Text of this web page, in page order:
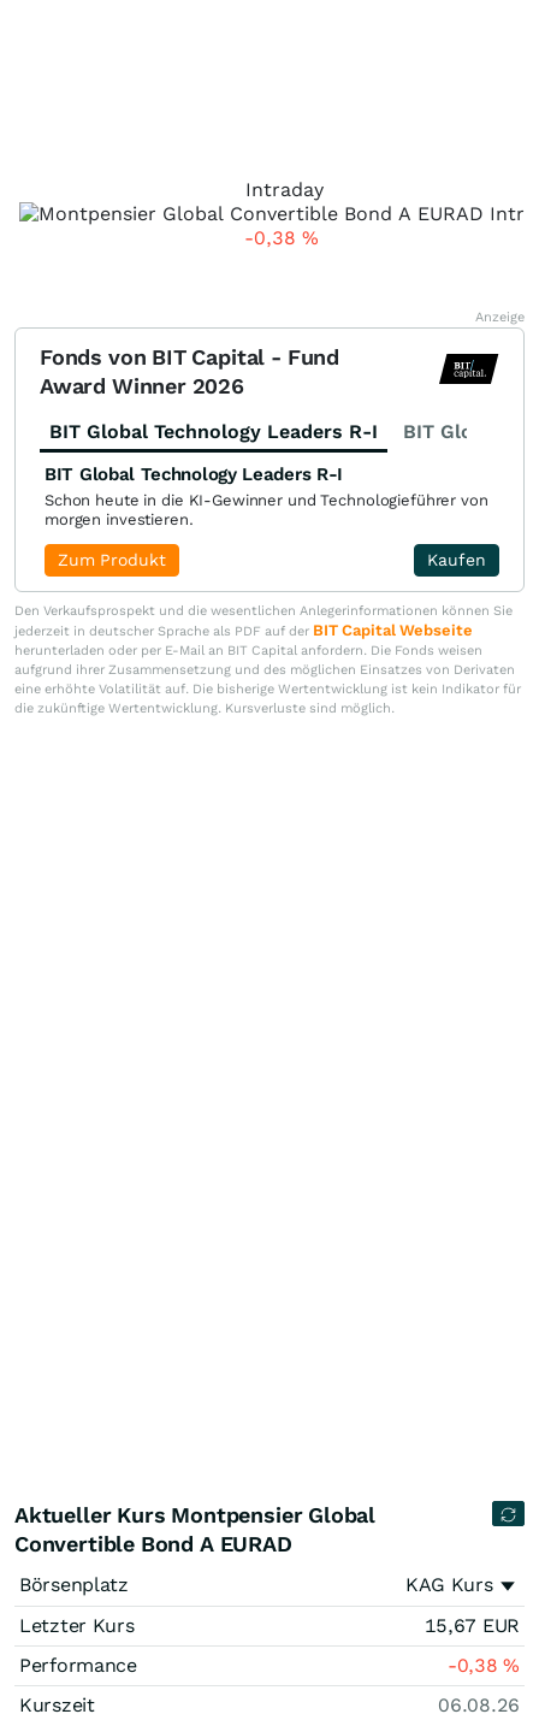
Intraday
-0,38 %
Anzeige
Fonds von BIT Capital - Fund
Award Winner 2026
BIT Global Technology Leaders R-I BIT Global
BIT Global Technology Leaders R-I
Schon heute in die KI-Gewinner und Technologieführer von
morgen investieren.
Kaufen
Zum Produkt
Den Verkaufsprospekt und die wesentlichen Anlegerinformationen können Sie
jederzeit in deutscher Sprache als PDF auf der BIT Capital Webseite
herunterladen oder per E-Mail an BIT Capital anfordern. Die Fonds weisen
aufgrund ihrer Zusammensetzung und des möglichen Einsatzes von Derivaten
eine erhöhte Volatilität auf. Die bisherige Wertentwicklung ist kein Indikator für
die zukünftige Wertentwicklung. Kursverluste sind möglich.
Aktueller Kurs Montpensier Global
Convertible Bond A EURAD
Börsenplatz
KAG Kurs
Letzter Kurs
15,67 EUR
Performance
-0,38%
Kurszeit
06.08.26